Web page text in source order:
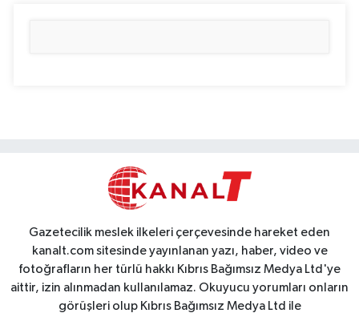
Gazetecilik meslek ilkeleri çerçevesinde hareket eden
kanalt.com sitesinde yayınlanan yazı, haber, video ve
fotoğrafların her türlü hakkı Kıbrıs Bağımsız Medya Ltd'ye
aittir, izin alınmadan kullanılamaz. Okuyucu yorumları onların
görüşleri olup Kıbrıs Bağımsız Medya Ltd ile